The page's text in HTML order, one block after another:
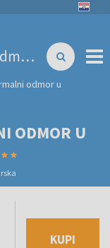
Hotel Venus - Termalni odmor u Mađarskoj
odmor u
ODMOR U
KUPI